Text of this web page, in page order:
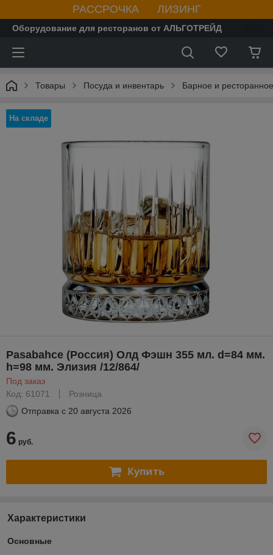
РАССРОЧКА ЛИЗИНГ
Оборудование для ресторанов от АЛЬГОТРЕЙД
Товары Посуда и инвентарь Барное и
На складе
Pasabahce (Россия) Олд Фэшн 355 мл. d=84 мм.
h=98 мм. Элизия /12/864/
Под заказ
Код: 61071
Розница
Отправка с 20 августа 2026
6 руб.
Купить
Характеристики
Основные